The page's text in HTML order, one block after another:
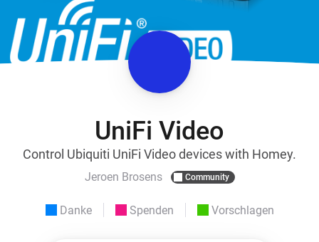
UniFi Video
Control Ubiquiti UniFi Video devices with Homey.
Jeroen Brosens Community
Danke Spenden Vorschlagen